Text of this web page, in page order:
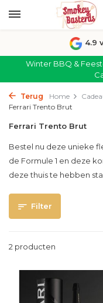
4.9
Winter BBQ &
Terug Home
Ferrari Trento Brut
Ferrari Trento Brut
Bestel nu deze unieke
de Formule 1 en deze
deze thuis te hebben
Filter
2 producten